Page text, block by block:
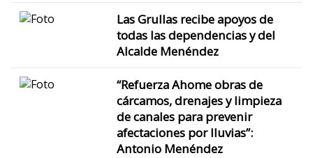
Las Grullas recibe apoyos de
todas las dependencias y del
Alcalde Menéndez
“Refuerza Ahome obras de
cárcamos, drenajes y limpieza
de canales para prevenir
afectaciones por lluvias”:
Antonio Menéndez